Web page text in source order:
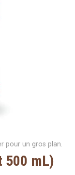
pour un gros plan.
500 mL)